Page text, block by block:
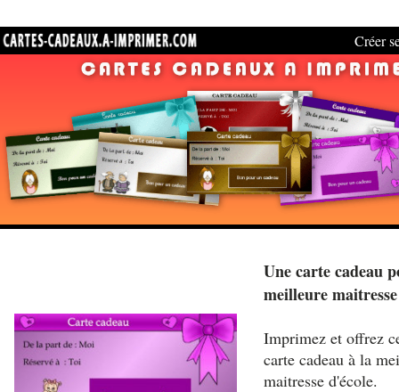
Créer
Une carte cadeau
meilleure
Imprimez et offrez
carte cadeau à la
maitresse d'école.